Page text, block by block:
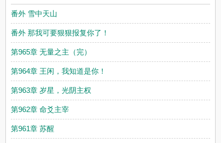
番外 雪中天山
番外 那我可要狠狠报复你了！
第965章 无量之主（完）
第964章 王闲，我知道是你！
第963章 岁星，光阴主权
第962章 命爻主宰
第961章 苏醒